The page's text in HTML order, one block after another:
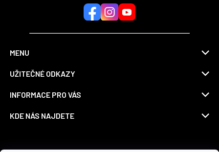
MENU
UŽITEČNÉ ODKAZY
INFORMACE PRO VÁS
KDE NÁS NAJDETE